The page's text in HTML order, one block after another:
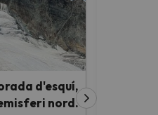
d'esquí,
nord.